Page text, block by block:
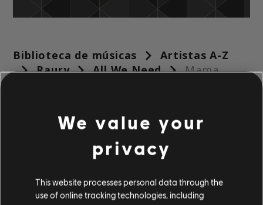
Biblioteca de músicas
Artistas A-Z
Raury
All We Need Mama
ARRANJOS
VERIFICADOS
Instrumento / Tipo de arr. Verificado
We value your
privacy
This website processes personal data through the
use of online tracking technologies, including